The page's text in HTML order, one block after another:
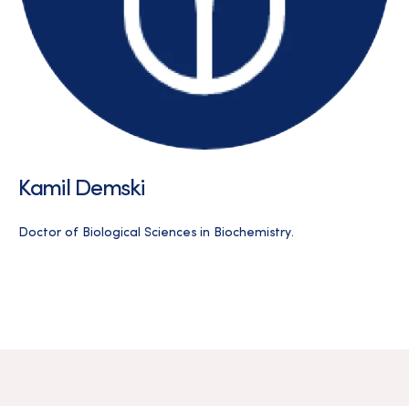
Kamil Demski
Doctor of Biological Sciences in Biochemistry.